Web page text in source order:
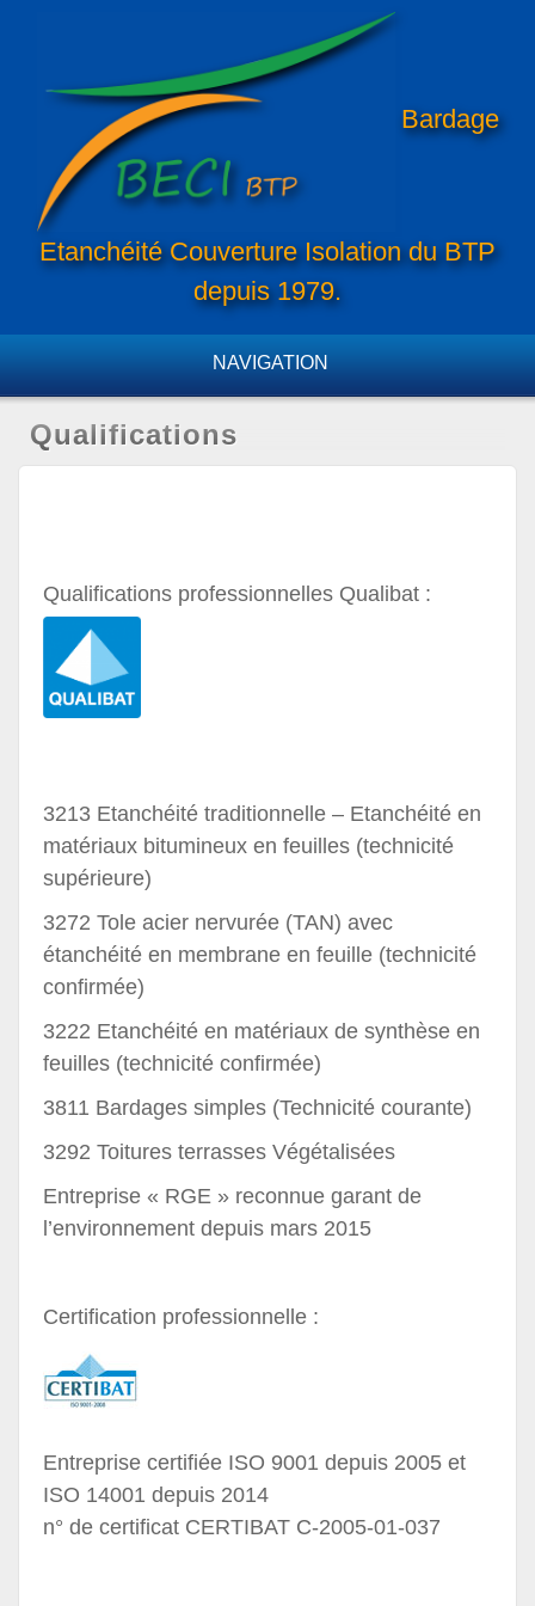
NAVIGATION
Qualifications
Qualifications professionnelles Qualibat :
3213 Etanchéité traditionnelle – Etanchéité en
matériaux bitumineux en feuilles (technicité
supérieure)
3272 Tole acier nervurée (TAN) avec
étanchéité en membrane en feuille (technicité
confirmée)
3222 Etanchéité en matériaux de synthèse en
feuilles (technicité confirmée)
3811 Bardages simples (Technicité courante)
3292 Toitures terrasses Végétalisées
Entreprise « RGE » reconnue garant de
l’environnement depuis mars 2015
Certification professionnelle :
Entreprise certifiée ISO 9001 depuis 2005 et
ISO 14001 depuis 2014
n° de certificat CERTIBAT C-2005-01-037